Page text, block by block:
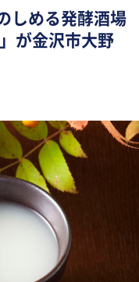
しめる発酵酒場
が金沢市大野